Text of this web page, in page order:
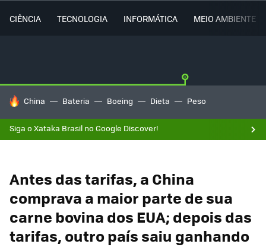
CIÊNCIA TECNOLOGIA INFORMÁTICA MEIO AMBIENTE
TENDÊNCIAS DO DIA
China Bateria Boeing Dieta Peso
Siga o Xataka Brasil no Google Discover!
Antes das tarifas, a China
comprava a maior parte de sua
carne bovina dos EUA; depois das
tarifas, outro país saiu ganhando